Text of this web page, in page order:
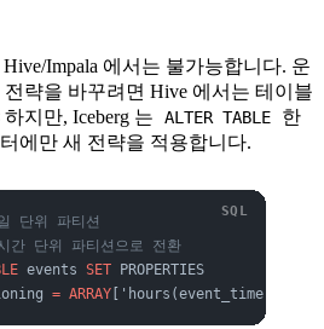
Impala 에서는 불가능합니다. 운
략을 바꾸려면 Hive 에서는 테이블
지만, Iceberg 는
ALTER TABLE
한
에만 새 전략을 적용합니다.
단위 파티션
단위 파티션으로 전환
events SET PROPERTIES
= ARRAY ['hours(event_time)'];